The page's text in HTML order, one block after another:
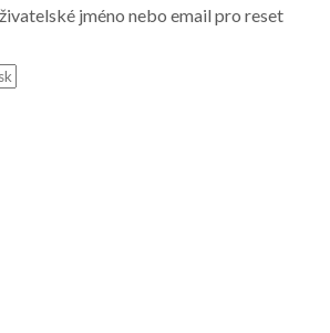
jméno nebo email pro reset